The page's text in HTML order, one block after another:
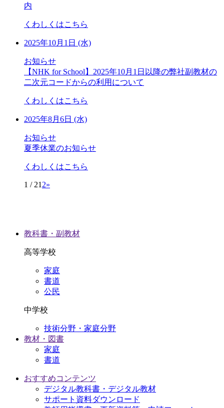
内
くわしくはこちら
2025年10月1日 (水)
お知らせ
【NHK for School】2025年10月1日以降の弊社副教材の
二次元コードからの利用について
くわしくはこちら
2025年8月6日 (水)
お知らせ
夏季休業のお知らせ
くわしくはこちら
1 / 21 2»
教科書・副教材
高等学校
家庭
書道
公民
中学校
技術分野・家庭分野
教材・図書
家庭
書道
おすすめコンテンツ
デジタル教科書・デジタル教材
サポート資料ダウンロード